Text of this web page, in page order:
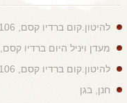
להיטון.קום ברדיו קסם, 106 FM
מעדן ויניל היום ברדיו קסם, 106 FM
להיטון.קום ברדיו קסם, 106 FM
חנן, בגן